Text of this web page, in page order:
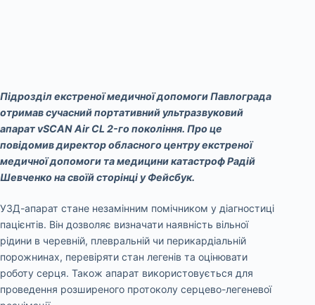
Підрозділ екстреної медичної допомоги Павлограда
отримав сучасний портативний ультразвуковий
апарат vSCAN Air CL 2-го покоління. Про це
повідомив директор обласного центру екстреної
медичної допомоги та медицини катастроф Радій
Шевченко на своїй сторінці у Фейсбук.
УЗД-апарат стане незамінним помічником у діагностиці
пацієнтів. Він дозволяє визначати наявність вільної
рідини в черевній, плевральній чи перикардіальній
порожнинах, перевіряти стан легенів та оцінювати
роботу серця. Також апарат використовується для
проведення розширеного протоколу серцево-легеневої